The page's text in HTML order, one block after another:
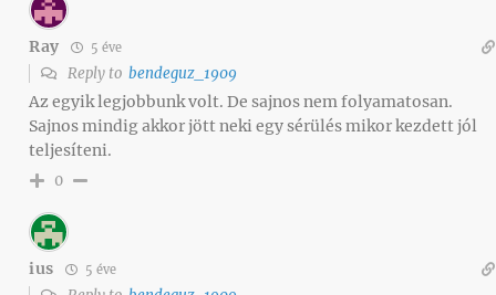
Ray 5 éve
Reply to bendeguz_1909
Az egyik legjobbunk volt. De sajnos nem folyamatosan.
Sajnos mindig akkor jött neki egy sérülés mikor kezdett jól
teljesíteni.
0
ius 5 éve